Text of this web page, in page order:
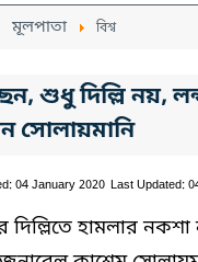
মূলপাতা বিশ্ব
শুধু দিল্লি নয়,
সোলায়মানি
04 January 2020 Last Updated:
দিল্লিতে হামলার